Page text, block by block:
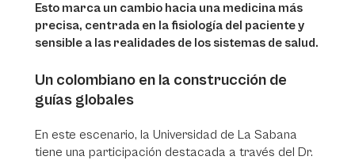
Esto marca un cambio hacia una medicina más
precisa, centrada en la fisiología del paciente y
sensible a las realidades de los sistemas de salud.
Un colombiano en la construcción de
guías globales
En este escenario, la Universidad de La Sabana
tiene una participación destacada a través del Dr.